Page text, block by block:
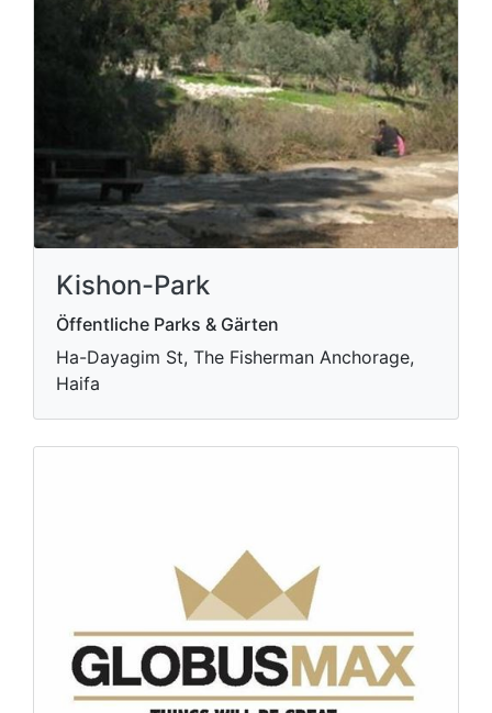
Kishon-Park
Öffentliche Parks & Gärten
Ha-Dayagim St, The Fisherman Anchorage,
Haifa